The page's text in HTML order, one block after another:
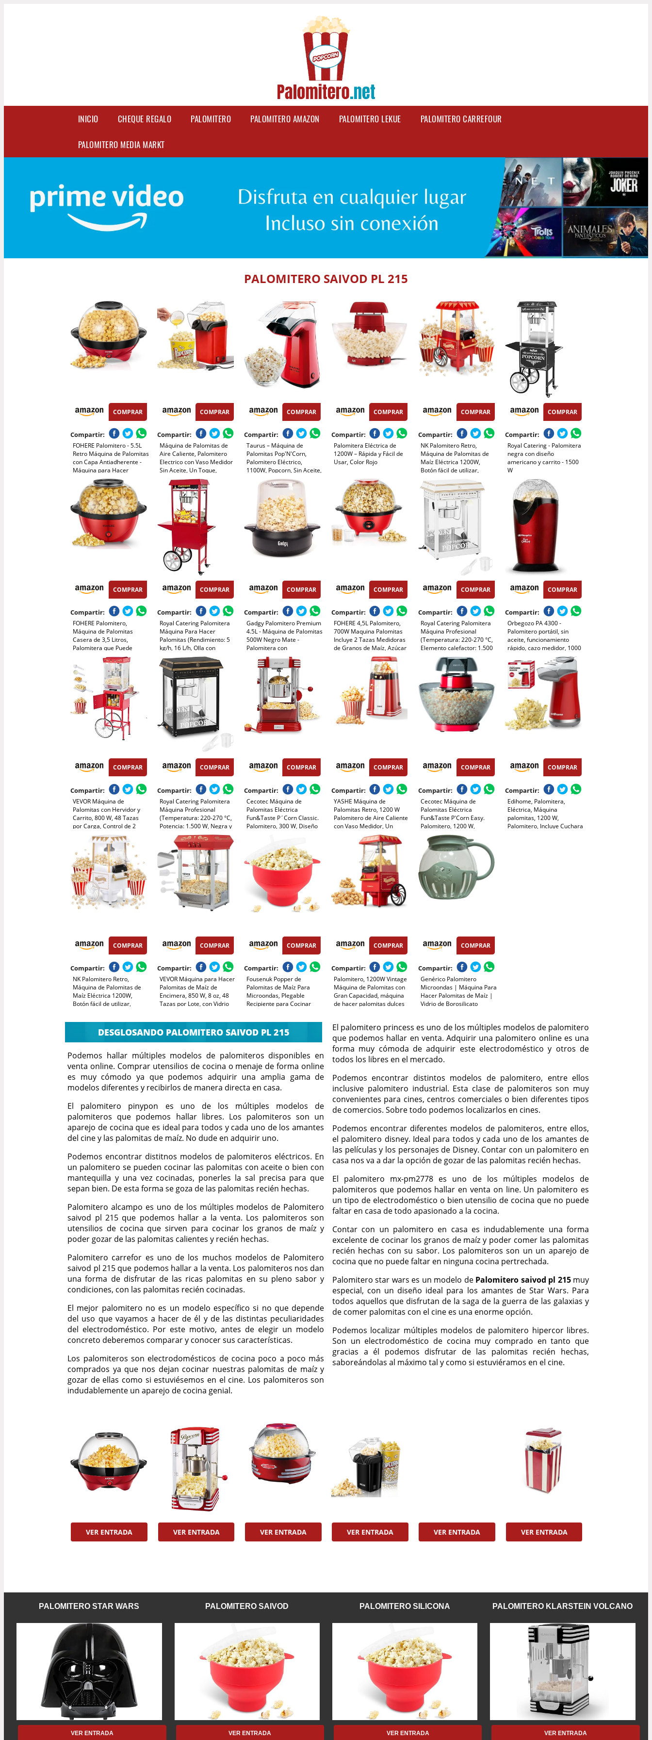
INICIO CHEQUE REGALO PALOMITERO PALOMITERO AMAZON PALOMITERO LEKUE PALOMITERO CARREFOUR
PALOMITERO MEDIA MARKT
PALOMITERO SAIVOD PL 215
COMPRAR
Compartir:
FOHERE Palomitero - 5.5L
Retro Máquina de Palomitas
con Capa Antiadherente -
Máquina para Hacer
Palomitas de Maíz Fácil de
Usar - Silencioso y
Rápido(entre 4 min) (Rojo)
COMPRAR
Compartir:
Máquina de Palomitas de
Aire Caliente, Palomitero
Electrico con Vaso Medidor
Sin Aceite, Un Toque,
Palomitas en 3 MIN
Maquina Palomita Portátil
para Cine en Casa, Noches
de Película, Fiestas
COMPRAR
Compartir:
Taurus – Máquina de
Palomitas Pop'N'Corn,
Palomitero Eléctrico,
1100W, Popcorn, Sin Aceite,
Aire Caliente, Listas en 3
Minutos, Tapa
Transparente Dosificadora,
Compacto, Portátil, Fácil
Limpieza, Rojo
COMPRAR
Compartir:
Palomitera Eléctrica de
1200W – Rápida y Fácil de
Usar, Color Rojo
COMPRAR
Compartir:
NK Palomitero Retro,
Máquina de Palomitas de
Maíz Eléctrica 1200W,
Botón fácil de utilizar,
Preparación listas en 2
minutos, Aire Caliente,
Tamaño 0,3L, Portable,
Ideal para Casa
COMPRAR
Compartir:
Royal Catering - Palomitera
negra con diseño
americano y carrito - 1500
W
COMPRAR
Compartir:
FOHERE Palomitero,
Máquina de Palomitas
Casera de 3,5 Litros,
Palomitera que Puede
Agregar Azúcar y Aceite,
Agitación Automática, Olla
Antiadherente, Silenciosa y
Rápida, Adecuado Para Cine
en Casa
COMPRAR
Compartir:
Royal Catering Palomitera
Máquina Para Hacer
Palomitas (Rendimiento: 5
kg/h, 16 L/h, Olla con
Revestimiento
antiadherente, 1500 W, Con
carrito)
COMPRAR
Compartir:
Gadgy Palomitero Premium
4.5L - Máquina de Palomitas
500W Negro Mate -
Palomitera con
Revestimiento
Antiadherente y Varilla
Mezcladora - Palomitero
Eléctrico Ideal para Cine en
COMPRAR
Compartir:
FOHERE 4,5L Palomitero,
700W Maquina Palomitas
Incluye 2 Tazas Medidoras
de Granos de Maíz, Azúcar
y Aceite, Agitación
Automática Electrico
Palomitera para las
Vacaciones y las Noches de
Cine, Rojo
COMPRAR
Compartir:
Royal Catering Palomitera
Máquina Profesional
(Temperatura: 220-270 °C,
Elemento calefactor: 1.500
W, Blanca y dorada) Para
Venta Ambulante
COMPRAR
Compartir:
Orbegozo PA 4300 -
Palomitero portátil, sin
aceite, funcionamiento
rápido, cazo medidor, 1000
W, Rojo Metalizado
COMPRAR
Compartir:
VEVOR Máquina de
Palomitas con Hervidor y
Carrito, 800 W, 48 Tazas
por Carga, Control de 2
Botones, Pared de Vidrio,
Puerta de Policarbonato, 1
Cucharada y 3 Cucharas,
Tojo, para 6-8 Personas
COMPRAR
Compartir:
Royal Catering Palomitera
Máquina Profesional
(Temperatura: 220-270 °C,
Potencia: 1.500 W, Negra y
dorada) Para Venta
Ambulante
COMPRAR
Compartir:
Cecotec Máquina de
Palomitas Eléctrica
Fun&Taste P´Corn Classic.
Palomitero, 300 W, Diseño
Bandeja extraíble, Luz
Interior, Cuchara
dosificadora
COMPRAR
Compartir:
YASHE Máquina de
Palomitas Retro, 1200 W
Palomitero de Aire Caliente
con Vaso Medidor, Un
Toque, Sin Aceite, Perfecto
para Cine en Casa, Noches
de Película, Fiestas
COMPRAR
Compartir:
Cecotec Máquina de
Palomitas Eléctrica
Fun&Taste P'Corn Easy.
Palomitero, 1200 W,
Sistema de Inyección de
Aire, Tazón Extraíble, Tapa
Antiadherente y Extraíble,
Diseño Compacto
COMPRAR
Compartir:
Edihome, Palomitera,
Eléctrica, Máquina
palomitas, 1200 W,
Palomitero, Incluye Cuchara
COMPRAR
Compartir:
NK Palomitero Retro,
Máquina de Palomitas de
Maíz Eléctrica 1200W,
Botón fácil de utilizar,
minutos, Aire Caliente,
Tamaño 0,3L, Portable,
Ideal para Casa (Blanco)
COMPRAR
Compartir:
VEVOR Máquina para Hacer
Palomitas de Maíz de
Encimera, 850 W, 8 oz, 48
Tazas por Lote, con Vidrio
Cucharas, Estilo Cine, Color
Rojo, Alto Rendimiento, 390
x 345 x 610 mm
COMPRAR
Compartir:
Fousenuk Popper de
Palomitas de Maíz Para
Microondas, Plegable
Recipiente para Cocinar
Tazón de Palomitas de Maíz
de Silicona, Palomitero Bowl
sin Aceite Para Cocina
COMPRAR
Compartir:
Palomitero, 1200W Vintage
Máquina de Palomitas con
Gran Capacidad, máquina
de hacer palomitas dulces
COMPRAR
Compartir:
Genérico Palomitero
Microondas | Máquina Para
Hacer Palomitas de Maíz |
Vidrio de Borosilicato
DESGLOSANDO PALOMITERO SAIVOD PL 215
Podemos hallar múltiples modelos de palomiteros disponibles en
venta online. Comprar utensilios de cocina o menaje de forma online
es muy cómodo ya que podemos adquirir una amplia gama de
modelos diferentes y recibirlos de manera directa en casa.
El palomitero pinypon es uno de los múltiples modelos de
palomiteros que podemos hallar libres. Los palomiteros son un
aparejo de cocina que es ideal para todos y cada uno de los amantes
del cine y las palomitas de maíz. No dude en adquirir uno.
Podemos encontrar distitnos modelos de palomiteros eléctricos. En
un palomitero se pueden cocinar las palomitas con aceite o bien con
mantequilla y una vez cocinadas, ponerles la sal precisa para que
sepan bien. De esta forma se goza de las palomitas recién hechas.
Palomitero alcampo es uno de los múltiples modelos de Palomitero
saivod pl 215 que podemos hallar a la venta. Los palomiteros son
utensilios de cocina que sirven para cocinar los granos de maíz y
poder gozar de las palomitas calientes y recién hechas.
Palomitero carrefor es uno de los muchos modelos de Palomitero
saivod pl 215 que podemos hallar a la venta. Los palomiteros nos dan
una forma de disfrutar de las ricas palomitas en su pleno sabor y
condiciones, con las palomitas recién cocinadas.
El mejor palomitero no es un modelo específico si no que depende
del uso que vayamos a hacer de él y de las distintas peculiaridades
del electrodoméstico. Por este motivo, antes de elegir un modelo
concreto deberemos comparar y conocer sus características.
Los palomiteros son electrodomésticos de cocina poco a poco más
comprados ya que nos dejan cocinar nuestras palomitas de maíz y
gozar de ellas como si estuviésemos en el cine. Los palomiteros son
indudablemente un aparejo de cocina genial.
El palomitero princess es uno de los múltiples modelos de palomitero
que podemos hallar en venta. Adquirir una palomitero online es una
forma muy cómoda de adquirir este electrodoméstico y otros de
todos los libres en el mercado.
Podemos encontrar distintos modelos de palomitero, entre ellos
inclusive palomitero industrial. Esta clase de palomiteros son muy
convenientes para cines, centros comerciales o bien diferentes tipos
de comercios. Sobre todo podemos localizarlos en cines.
Podemos encontrar diferentes modelos de palomiteros, entre ellos,
el palomitero disney. Ideal para todos y cada uno de los amantes de
las películas y los personajes de Disney. Contar con un palomitero en
casa nos va a dar la opción de gozar de las palomitas recién hechas.
El palomitero mx-pm2778 es uno de los múltiples modelos de
palomiteros que podemos hallar en venta on line. Un palomitero es
un tipo de electrodoméstico o bien utensilio de cocina que no puede
faltar en casa de todo apasionado a la cocina.
Contar con un palomitero en casa es indudablemente una forma
excelente de cocinar los granos de maíz y poder comer las palomitas
recién hechas con su sabor. Los palomiteros son un un aparejo de
cocina que no puede faltar en ninguna cocina pertrechada.
Palomitero star wars es un modelo de Palomitero saivod pl 215 muy
especial, con un diseño ideal para los amantes de Star Wars. Para
todos aquellos que disfrutan de la saga de la guerra de las galaxias y
de comer palomitas con el cine es una enorme opción.
Podemos localizar múltiples modelos de palomitero hipercor libres.
Son un electrodoméstico de cocina muy comprado en tanto que
gracias a él podemos disfrutar de las palomitas recién hechas,
saboreándolas al máximo tal y como si estuviéramos en el cine.
VER ENTRADA VER ENTRADA VER ENTRADA VER ENTRADA VER ENTRADA VER ENTRADA
PALOMITERO STAR WARS
VER ENTRADA
PALOMITERO SAIVOD
VER ENTRADA
PALOMITERO SILICONA
VER ENTRADA
PALOMITERO KLARSTEIN VOLCANO
VER ENTRADA